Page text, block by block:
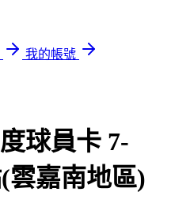
我的帳號
球員卡 7-
雲嘉南地區)